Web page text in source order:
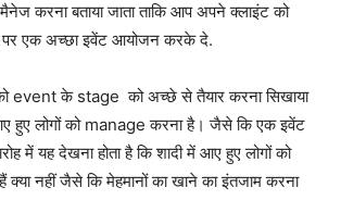
करना बताया जाता ताकि आप अपने क्लाइंट को
एक अच्छा इवेंट आयोजन करके दे.
event के stage को अच्छे से तैयार करना सिखाया
हुए लोगों को manage करना है।जैसे कि एक इवेंट
में यह देखना होता है कि शादी में आए हुए लोगों को
हैं क्या नहीं जैसे कि मेहमानों का खाने का इंतजाम करना